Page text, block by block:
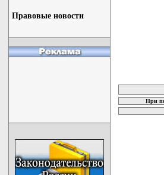
Правовые новости
При